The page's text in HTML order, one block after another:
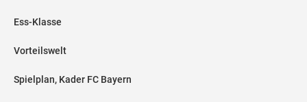
Ess-Klasse
Vorteilswelt
Spielplan, Kader FC Bayern